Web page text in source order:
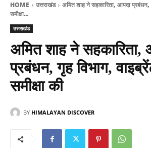
HOME उत्तराखंड
अमित शाह ने सहकारिता, आपदा प्रबंधन,
समीक्षा...
उत्तराखंड
अमित शाह ने सहकारिता,
प्रबंधन, गृह विभाग,
समीक्षा की
BY HIMALAYAN DISCOVER